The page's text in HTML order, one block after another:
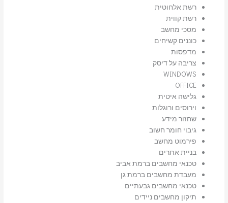
רשת אלחוטית
רשת קווית
מסכי מחשב
כוננים קשיחים
מדפסות
צריבה על דיסק
WINDOWS
OFFICE
גלישה איטית
וירוסים ורוגלות
שחזור מידע
גיבוי חומר חשוב
פירמוט מחשב
בניית אתרים
טכנאי מחשבים ברמת אביב
מעבדת מחשבים ברמת גן
טכנאי מחשבים גבעתיים
תיקון מחשבים ניידים